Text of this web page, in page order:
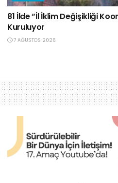
81 İlde “İl İklim Değişikliği
Kuruluyor
7 AĞUSTOS 2026